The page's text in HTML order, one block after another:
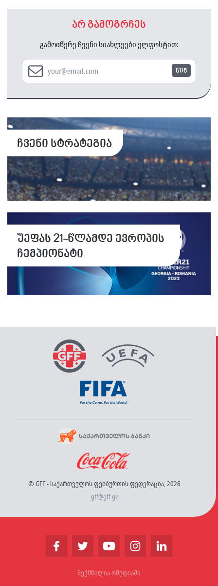
არ გამოგრჩეს
გამოიწერე ჩვენი სიახლეები ელფოსტით:
წინ
ჩვენი სტრატეგია
უეფას 21-წლამდე ევროპის
ჩემპიონატი
© GFF - საქართველოს ფეხბურთის ფედერაცია, 2026
gff@gff.ge
შექმნილია ომედიაში